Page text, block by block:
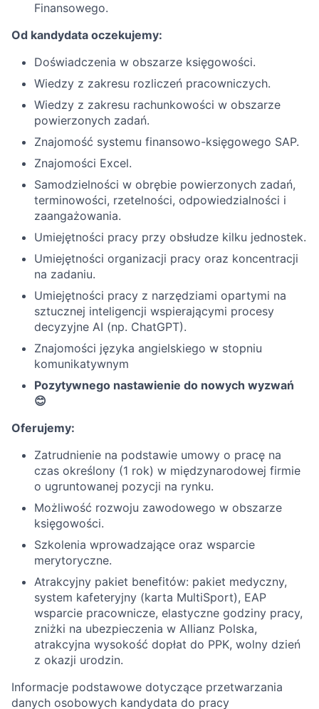
Finansowego.
Od kandydata oczekujemy:
Doświadczenia w obszarze księgowości.
Wiedzy z zakresu rozliczeń pracowniczych.
Wiedzy z zakresu rachunkowości w obszarze
powierzonych zadań.
Znajomość systemu finansowo-księgowego SAP.
Znajomości Excel.
Samodzielności w obrębie powierzonych zadań,
terminowości, rzetelności, odpowiedzialności i
zaangażowania.
Umiejętności pracy przy obsłudze kilku jednostek.
Umiejętności organizacji pracy oraz koncentracji
na zadaniu.
Umiejętności pracy z narzędziami opartymi na
sztucznej inteligencji wspierającymi procesy
decyzyjne AI (np. ChatGPT).
Znajomości języka angielskiego w stopniu
komunikatywnym
Pozytywnego nastawienie do nowych wyzwań
😊
Oferujemy:
Zatrudnienie na podstawie umowy o pracę na
czas określony (1 rok) w międzynarodowej firmie
o ugruntowanej pozycji na rynku.
Możliwość rozwoju zawodowego w obszarze
księgowości.
Szkolenia wprowadzające oraz wsparcie
merytoryczne.
Atrakcyjny pakiet benefitów: pakiet medyczny,
system kafeteryjny (karta MultiSport), EAP
wsparcie pracownicze, elastyczne godziny pracy,
zniżki na ubezpieczenia w Allianz Polska,
atrakcyjna wysokość dopłat do PPK, wolny dzień
z okazji urodzin.
Informacje podstawowe dotyczące przetwarzania
danych osobowych kandydata do pracy